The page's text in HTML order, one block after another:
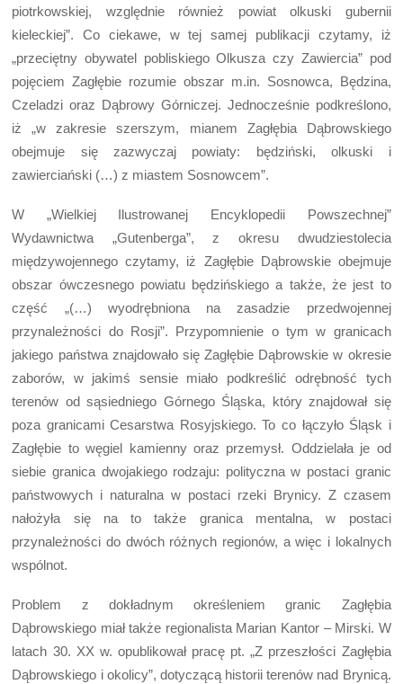
piotrkowskiej, względnie również powiat olkuski gubernii
kieleckiej”. Co ciekawe, w tej samej publikacji czytamy, iż
„przeciętny obywatel pobliskiego Olkusza czy Zawiercia” pod
pojęciem Zagłębie rozumie obszar m.in. Sosnowca, Będzina,
Czeladzi oraz Dąbrowy Górniczej. Jednocześnie podkreślono,
iż „w zakresie szerszym, mianem Zagłębia Dąbrowskiego
obejmuje się zazwyczaj powiaty: będziński, olkuski i
zawierciański (…) z miastem Sosnowcem”.
W „Wielkiej Ilustrowanej Encyklopedii Powszechnej”
Wydawnictwa „Gutenberga”, z okresu dwudziestolecia
międzywojennego czytamy, iż Zagłębie Dąbrowskie obejmuje
obszar ówczesnego powiatu będzińskiego a także, że jest to
część „(…) wyodrębniona na zasadzie przedwojennej
przynależności do Rosji”. Przypomnienie o tym w granicach
jakiego państwa znajdowało się Zagłębie Dąbrowskie w okresie
zaborów, w jakimś sensie miało podkreślić odrębność tych
terenów od sąsiedniego Górnego Śląska, który znajdował się
poza granicami Cesarstwa Rosyjskiego. To co łączyło Śląsk i
Zagłębie to węgiel kamienny oraz przemysł. Oddzielała je od
siebie granica dwojakiego rodzaju: polityczna w postaci granic
państwowych i naturalna w postaci rzeki Brynicy. Z czasem
nałożyła się na to także granica mentalna, w postaci
przynależności do dwóch różnych regionów, a więc i lokalnych
wspólnot.
Problem z dokładnym określeniem granic Zagłębia
Dąbrowskiego miał także regionalista Marian Kantor – Mirski. W
latach 30. XX w. opublikował pracę pt. „Z przeszłości Zagłębia
Dąbrowskiego i okolicy”, dotyczącą historii terenów nad Brynicą.